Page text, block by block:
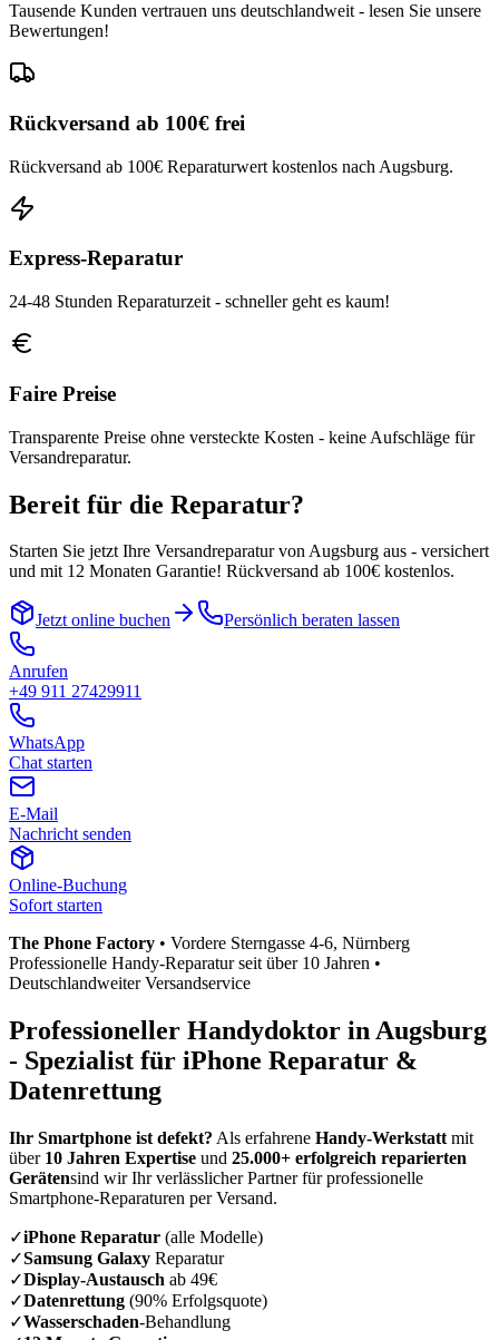
Tausende Kunden vertrauen uns deutschlandweit - lesen Sie unsere
Bewertungen!
Rückversand ab 100€ frei
Rückversand ab 100€ Reparaturwert kostenlos nach Augsburg.
Express-Reparatur
24-48 Stunden Reparaturzeit - schneller geht es kaum!
Faire Preise
Transparente Preise ohne versteckte Kosten - keine Aufschläge für
Versandreparatur.
Bereit für die Reparatur?
Starten Sie jetzt Ihre Versandreparatur vonAugsburg aus - versichert
und mit 12 Monaten Garantie! Rückversand ab 100€ kostenlos.
Jetzt online buchen Persönlich beraten lassen
Anrufen
+49 911 27429911
WhatsApp
Chat starten
E-Mail
Nachricht senden
Online-Buchung
Sofort starten
The Phone Factory • Vordere Sterngasse 4-6, Nürnberg
Professionelle Handy-Reparatur seit über 10 Jahren •
Deutschlandweiter Versandservice
Professioneller Handydoktor inAugsburg
- Spezialist für iPhone Reparatur &
Datenrettung
Ihr Smartphone ist defekt? Als erfahrene Handy-Werkstatt mit
über10 Jahren Expertise und 25.000+ erfolgreich reparierten
Gerätensind wir Ihr verlässlicher Partner für professionelle
Smartphone-Reparaturen per Versand.
✓iPhone Reparatur (alle Modelle)
✓Samsung Galaxy Reparatur
✓Display-Austausch ab 49€
✓Datenrettung (90% Erfolgsquote)
✓Wasserschaden-Behandlung